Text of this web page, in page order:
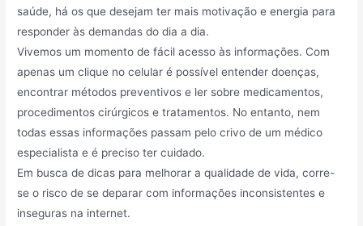
saúde, há os que desejam ter mais motivação e energia para
responder às demandas do dia a dia.
Vivemos um momento de fácil acesso às informações. Com
apenas um clique no celular é possível entender doenças,
encontrar métodos preventivos e ler sobre medicamentos,
procedimentos cirúrgicos e tratamentos. No entanto, nem
todas essas informações passam pelo crivo de um médico
especialista e é preciso ter cuidado.
Em busca de dicas para melhorar a qualidade de vida, corre-
se o risco de se deparar com informações inconsistentes e
inseguras na internet.